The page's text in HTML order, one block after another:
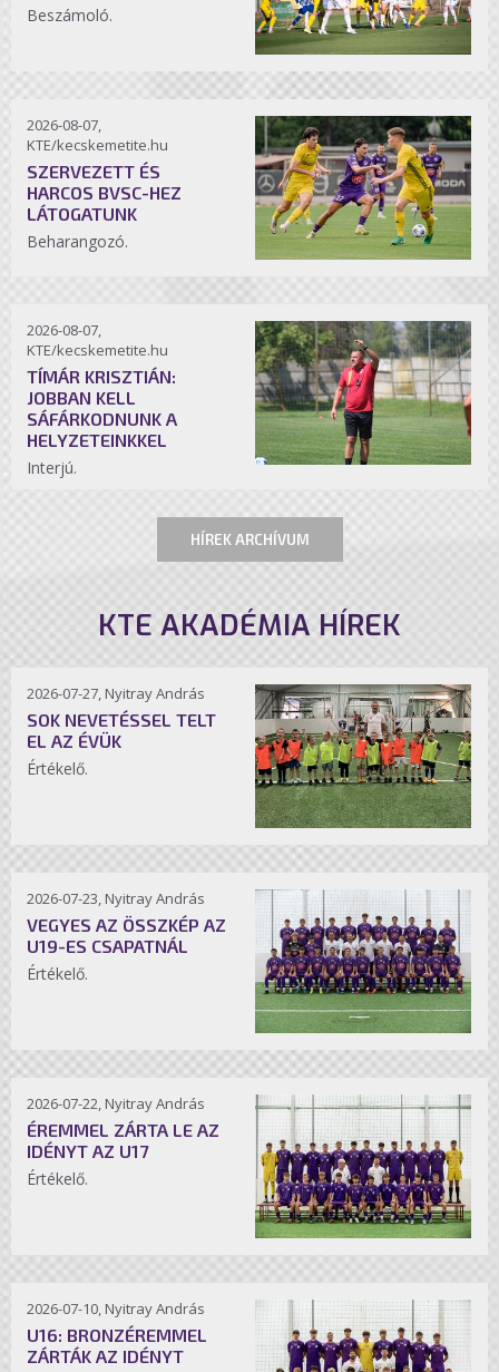
Beszámoló.
2026-08-07,
KTE/kecskemetite.hu
SZERVEZETT ÉS
HARCOS BVSC-HEZ
LÁTOGATUNK
Beharangozó.
2026-08-07,
KTE/kecskemetite.hu
TÍMÁR KRISZTIÁN:
JOBBAN KELL
SÁFÁRKODNUNK A
HELYZETEINKKEL
Interjú.
HÍREK ARCHÍVUM
KTE AKADÉMIA HÍREK
2026-07-27, Nyitray András
SOK NEVETÉSSEL TELT
EL AZ ÉVÜK
Értékelő.
2026-07-23, Nyitray András
VEGYES AZ ÖSSZKÉP AZ
U19-ES CSAPATNÁL
Értékelő.
2026-07-22, Nyitray András
ÉREMMEL ZÁRTA LE AZ
IDÉNYT AZ U17
Értékelő.
2026-07-10, Nyitray András
U16: BRONZÉREMMEL
ZÁRTÁK AZ IDÉNYT